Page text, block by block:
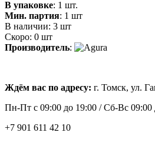
В упаковке: 1 шт.
Мин. партия: 1 шт
В наличии: 3 шт
Скоро: 0 шт
Производитель:
Ждём вас по адресу: г. Томск, ул.
Пн-Пт с 09:00 до 19:00 /Сб-Вс 09:00
+7 901 611 42 10